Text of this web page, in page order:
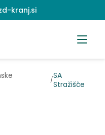
kranj.si
/SA
Stražišče